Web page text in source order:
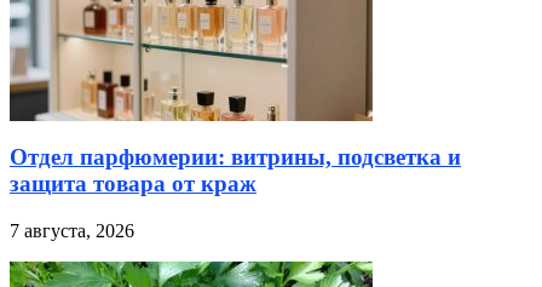
Отдел парфюмерии: витрины, подсветка и
защита товара от краж
7 августа, 2026